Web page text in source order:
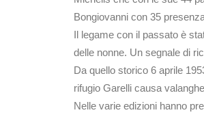
Bongiovanni con 35
Il legame con il passato è
delle nonne. Un segnale di
Da quello storico 6 aprile
rifugio Garelli causa
Nelle varie edizioni hanno